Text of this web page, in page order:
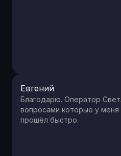
Евгений
Благодарю. Оператор
вопросами которые у меня
прошёл быстро.